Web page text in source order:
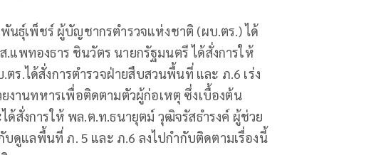
นธุ์เพ็ชร์ ผู้บัญชากรตำรวจแห่งชาติ (ผบ.ตร.) ได้
แพทองธาร ชินวัตร นายกรัฐมนตรี ได้สั่งการให้
ตร.ได้สั่งการตำรวจฝ่ายสืบสวนพื้นที่ และ ภ.6 เร่ง
านทหารเพื่อติดตามตัวผู้ก่อเหตุ ซึ่งเบื้องต้น
ด้สั่งการให้ พล.ต.ท.ธนายุตม์ วุฒิจรัสธํารงค์ ผู้ช่วย
ดูแลพื้นที่ ภ. 5 และ ภ.6 ลงไปกำกับติดตามเรื่องนี้